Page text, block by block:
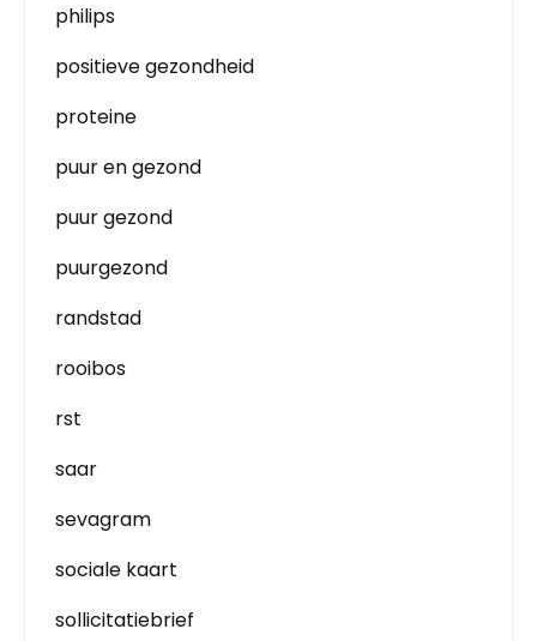
philips
positieve gezondheid
proteine
puur en gezond
puur gezond
puurgezond
randstad
rooibos
rst
saar
sevagram
sociale kaart
sollicitatiebrief